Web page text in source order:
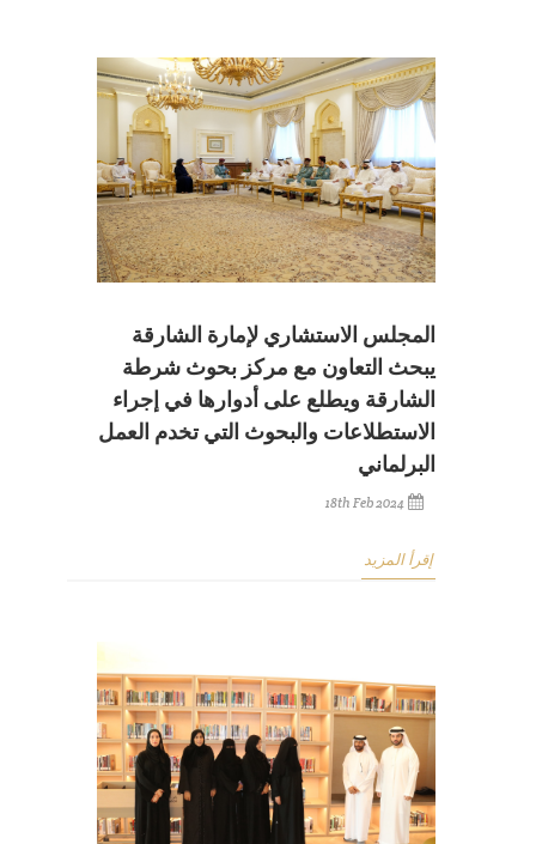
المجلس الاستشاري لإمارة الشارقة
يبحث التعاون مع مركز بحوث شرطة
الشارقة ويطلع على أدوارها في إجراء
الاستطلاعات والبحوث التي تخدم العمل
البرلماني
18th Feb 2024
إقرأ المزيد